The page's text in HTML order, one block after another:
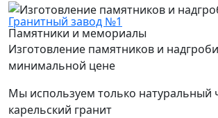
Гранитный завод №1
Памятники и мемориалы
Изготовление памятников и
минимальной цене
Мы используем только натуральный
карельский гранит